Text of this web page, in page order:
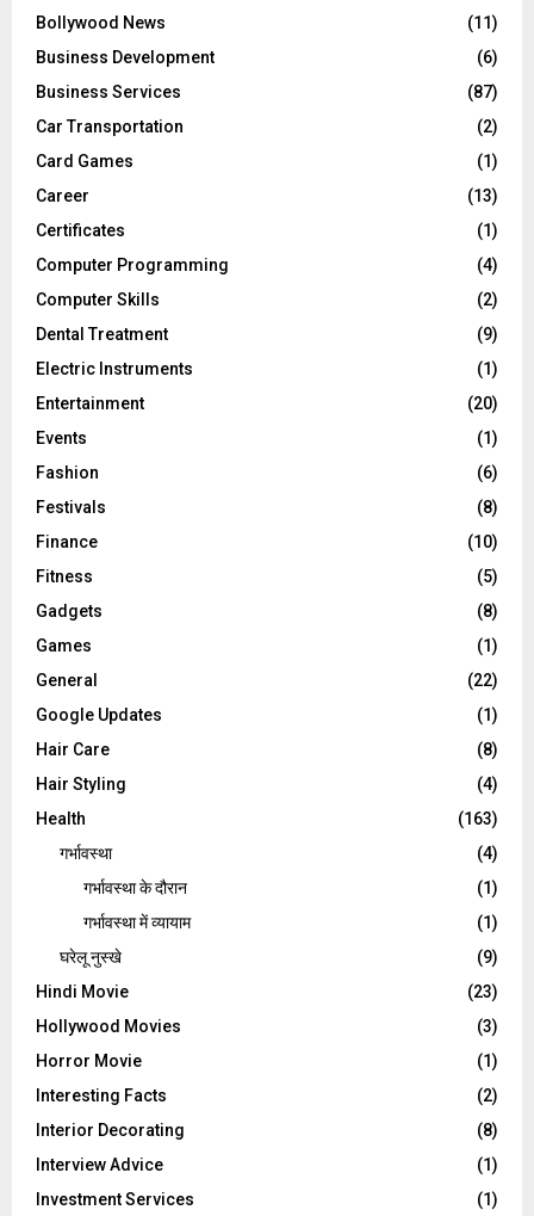
Bollywood News
(11)
Business Development
(6)
Business Services
(87)
Car Transportation
(2)
Card Games
(1)
Career
(13)
Certificates
(1)
Computer Programming
(4)
Computer Skills
(2)
Dental Treatment
(9)
Electric Instruments
(1)
Entertainment
(20)
Events
(1)
Fashion
(6)
Festivals
(8)
Finance
(10)
Fitness
(5)
Gadgets
(8)
Games
(1)
General
(22)
Google Updates
(1)
Hair Care
(8)
Hair Styling
(4)
Health
(163)
गर्भावस्था
(4)
गर्भावस्‍था के दौरान
(1)
गर्भावस्था में व्यायाम
(1)
घरेलू नुस्‍खे
(9)
Hindi Movie
(23)
Hollywood Movies
(3)
Horror Movie
(1)
Interesting Facts
(2)
Interior Decorating
(8)
Interview Advice
(1)
Investment Services
(1)